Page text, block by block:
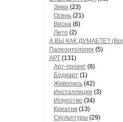
Зима (23)
Осень (21)
Весна (6)
Лето (2)
А ВЫ КАК ДУМАЕТЕ?
Палеонтология (5)
АРТ (131)
Арт-проект (8)
Бодиарт (1)
Живопись (42)
Инсталляция (3)
Искусство (34)
Креатив (13)
Скульптуры (29)